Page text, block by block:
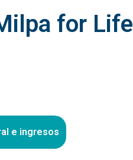
for Life
e ingresos